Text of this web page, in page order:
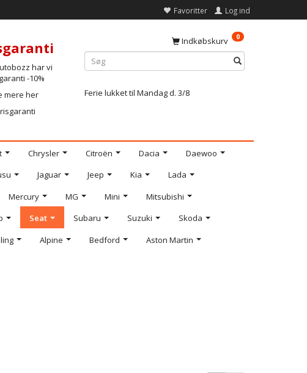
Favoritter Log ind
har vi
-10%
mere her
Indkøbskurv 0
Ferie lukket til Mandag d. 3/8
Chrysler Citroën Dacia
Daewoo
Jaguar Jeep Kia
Lada
Mercury MG Mini
Mitsubishi
Seat Subaru Suzuki
Skoda
Alpine Bedford
Aston Martin